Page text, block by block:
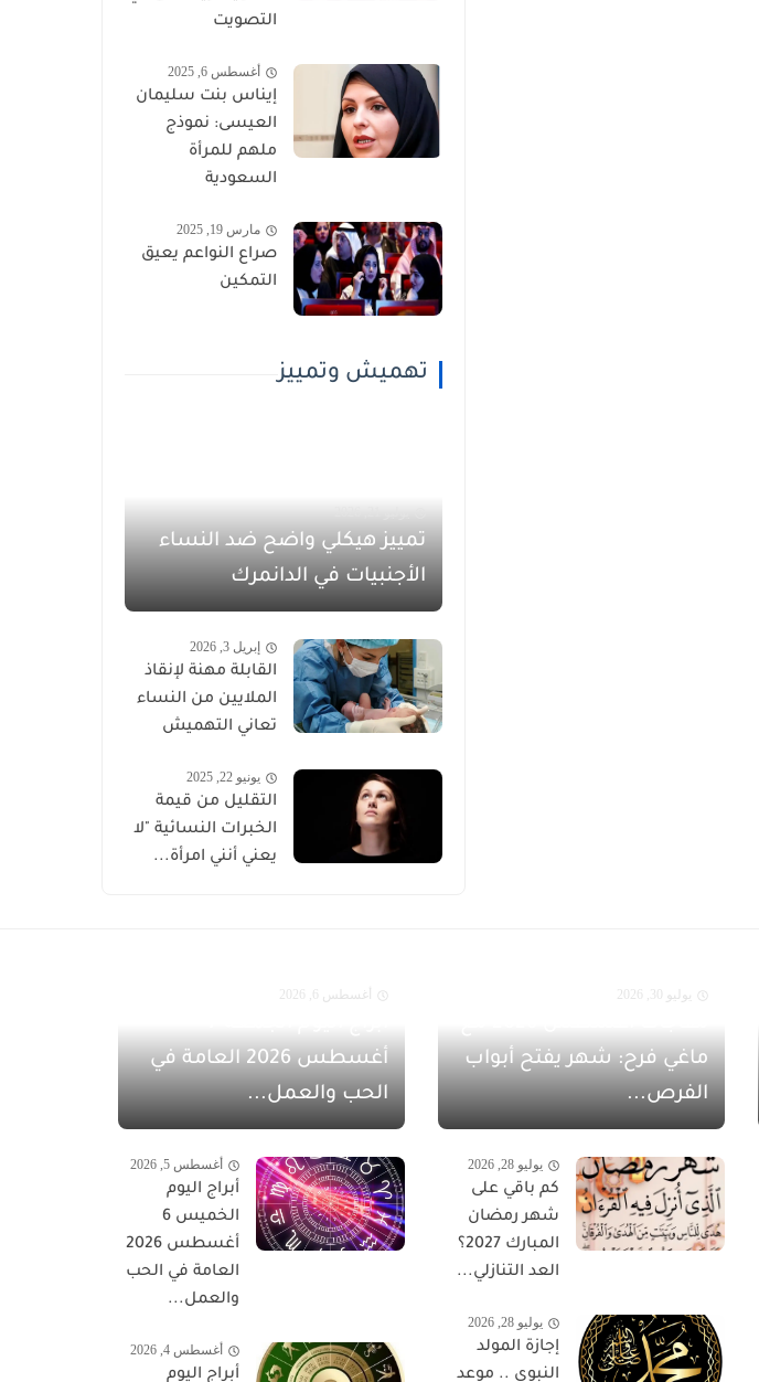
التصويت
أغسطس 6, 2025
إيناس بنت سليمان
العيسى: نموذج
ملهم للمرأة
السعودية
مارس 19, 2025
صراع النواعم يعيق
التمكين
تهميش وتمييز
تمييز هيكلي واضح ضد النساء
الأجنبيات في الدانمرك
إبريل 3, 2026
القابلة مهنة لإنقاذ
الملايين من النساء
تعاني التهميش
يونيو 22, 2025
التقليل من قيمة
الخبرات النسائية "لا
يعني أنني امرأة...
يوليو 30, 2026
ماغي فرح: شهر يفتح أبواب
الفرص...
يوليو 28, 2026
كم باقي على
شهر رمضان
المبارك 2027؟
العد التنازلي...
يوليو 28, 2026
إجازة المولد
النبوي .. موعد
أغسطس 6, 2026
أغسطس 2026 العامة في
الحب والعمل...
أغسطس 5, 2026
أبراج اليوم
الخميس 6
أغسطس 2026
العامة في الحب
والعمل...
أغسطس 4, 2026
أبراج اليوم